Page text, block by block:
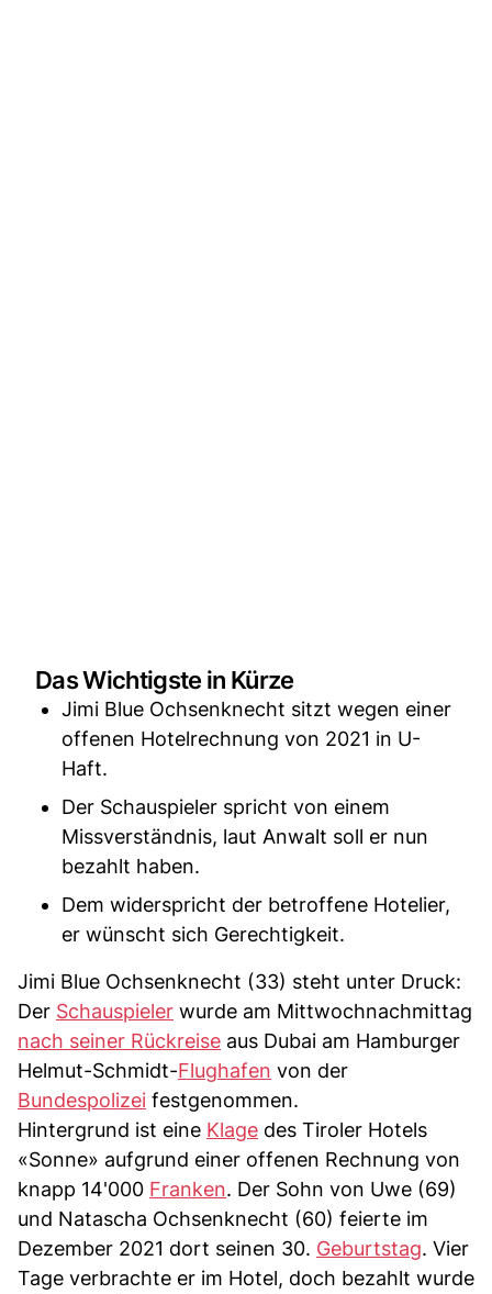
Das Wichtigste in Kürze
Jimi Blue Ochsenknecht sitzt wegen einer
offenen Hotelrechnung von 2021 in U-
Haft.
Der Schauspieler spricht von einem
Missverständnis, laut Anwalt soll er nun
bezahlt haben.
Dem widerspricht der betroffene Hotelier,
er wünscht sich Gerechtigkeit.
Jimi Blue Ochsenknecht (33) steht unter Druck:
Der Schauspieler wurde am Mittwochnachmittag
nach seiner Rückreise aus Dubai am Hamburger
Helmut-Schmidt-Flughafen von der
Bundespolizei festgenommen.
Hintergrund ist eine Klage des Tiroler Hotels
«Sonne» aufgrund einer offenen Rechnung von
knapp 14'000 Franken. Der Sohn von Uwe (69)
und Natascha Ochsenknecht (60) feierte im
Dezember 2021 dort seinen 30. Geburtstag. Vier
Tage verbrachte er im Hotel, doch bezahlt wurde